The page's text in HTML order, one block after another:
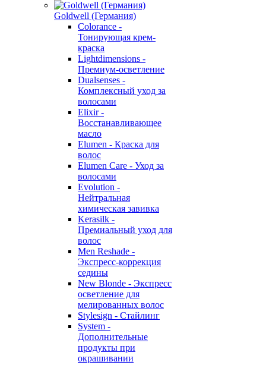
Goldwell (Германия)
Colorance -
Тонирующая крем-
краска
Lightdimensions -
Премиум-осветление
Dualsenses -
Комплексный уход за
волосами
Elixir -
Восстанавливающее
масло
Elumen - Краска для
волос
Elumen Care - Уход за
волосами
Evolution -
Нейтральная
химическая завивка
Kerasilk -
Премиальный уход для
волос
Men Reshade -
Экспресс-коррекция
седины
New Blonde - Экспресс
осветление для
мелированных волос
Stylesign - Стайлинг
System -
Дополнительные
продукты при
окрашивании